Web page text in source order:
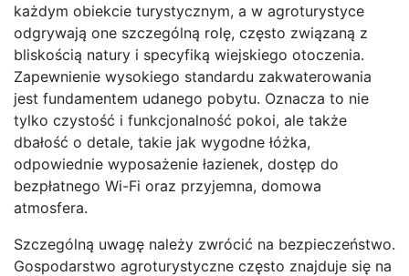
każdym obiekcie turystycznym, a w agroturystyce
odgrywają one szczególną rolę, często związaną z
bliskością natury i specyfiką wiejskiego otoczenia.
Zapewnienie wysokiego standardu zakwaterowania
jest fundamentem udanego pobytu. Oznacza to nie
tylko czystość i funkcjonalność pokoi, ale także
dbałość o detale, takie jak wygodne łóżka,
odpowiednie wyposażenie łazienek, dostęp do
bezpłatnego Wi-Fi oraz przyjemna, domowa
atmosfera.
Szczególną uwagę należy zwrócić na bezpieczeństwo.
Gospodarstwo agroturystyczne często znajduje się na